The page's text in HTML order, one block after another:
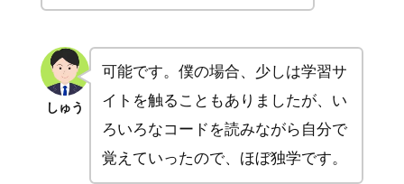
しゅう
可能です。僕の場合、少しは学習サ
イトを触ることもありましたが、い
ろいろなコードを読みながら自分で
覚えていったので、ほぼ独学です。